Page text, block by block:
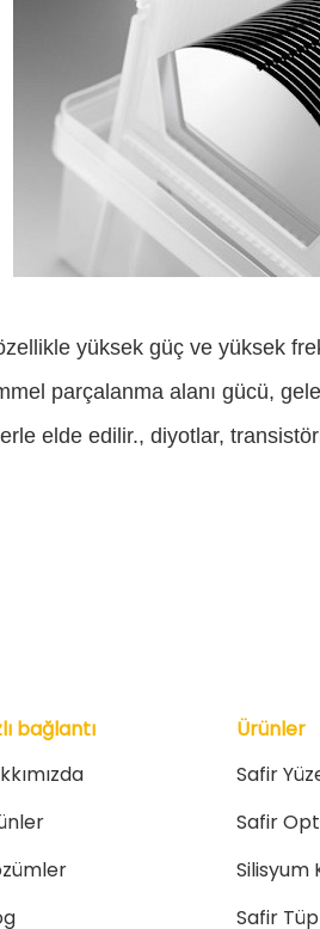
yüksek güç ve yüksek
parçalanma alanı gücü,
elde edilir., diyotlar,
bağlantı
Ürünler
Safir
Safir
Safir Tüp